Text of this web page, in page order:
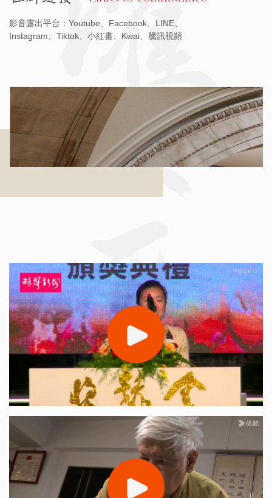
影音露出平台：Youtube、Facebook、LINE、
Instagram、Tiktok、小紅書、Kwai、騰訊視頻